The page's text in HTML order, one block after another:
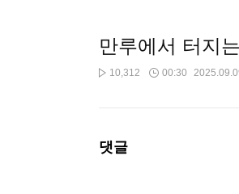
만루에서 터지
10,312 00:30
댓글